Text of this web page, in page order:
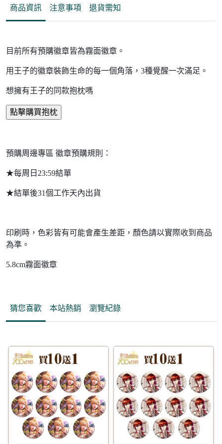
商品資訊 注意事項 退貨需知
目前所有預購徽章皆為霧面徽章。
用王子的徽章裝飾生命的每一個角落，3種覺醒一次滿足。
想擁有王子的同款抱枕嗎
預購周邊專區 徽章預購規則：
★每周日23:59結單
★結單後31個工作天內出貨
印刷時，色彩皆有可能會產生差距，顏色請以實際收到商品
為準。
5.8cm霧面徽章
猜您喜歡 本站熱銷 瀏覽紀錄